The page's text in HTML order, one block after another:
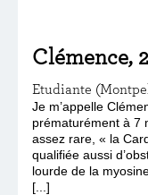
Clémence,
Etudiante
Je m’appelle
prématurément à 7
assez rare, « la
qualifiée aussi
lourde de la
[...]